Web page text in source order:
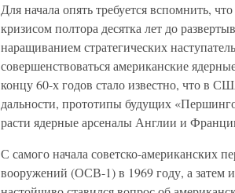
Для начала опять требуется вспомнить,
кризисом полтора десятка лет до
наращиванием стратегических
совершенствоваться американские
концу 60-х годов стало известно, что в
дальности, прототипы будущих
расти ядерные арсеналы Англии и
С самого начала советско-американских
вооружений (ОСВ-1) в 1969 году, а затем